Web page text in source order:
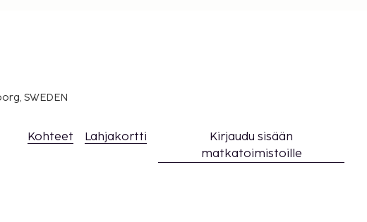
SWEDEN
Kohteet Lahjakortti
Kirjaudu sisään
matkatoimistoille